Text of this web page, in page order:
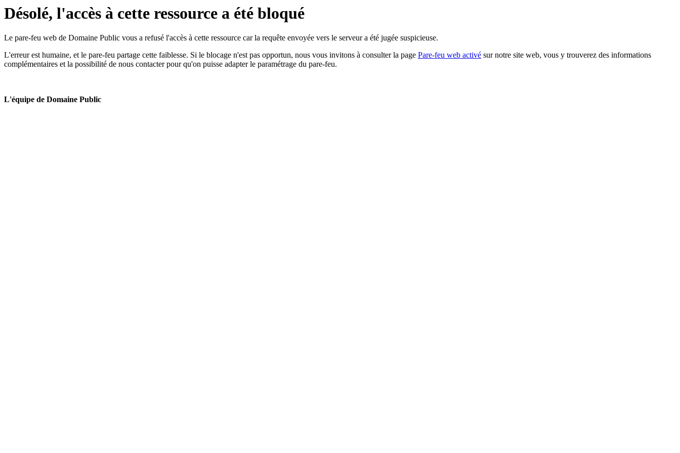
Désolé, l'accès à cette ressource a été bloqué
Le pare-feu web de Domaine Public vous a refusé l'accès à cette ressource car la requête envoyée vers le serveur a été jugée suspicieuse.
L'erreur est humaine, et le pare-feu partage cette faiblesse. Si le blocage n'est pas opportun, nous vous invitons à consulter la page Pare-feu web activé sur notre site web, vous y trouverez des informations
complémentaires et la possibilité de nous contacter pour qu'on puisse adapter le paramétrage du pare-feu.
L'équipe de Domaine Public